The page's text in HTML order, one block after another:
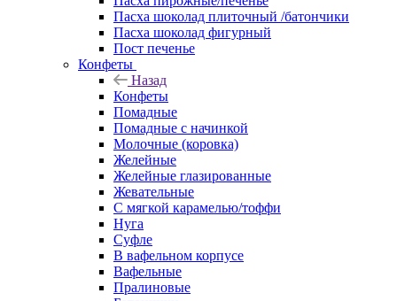
Пасха шоколад плиточный /батончики
Пасха шоколад фигурный
Пост печенье
Конфеты
Назад
Конфеты
Помадные
Помадные с начинкой
Молочные (коровка)
Желейные
Желейные глазированные
Жевательные
С мягкой карамелью/тоффи
Нуга
Суфле
В вафельном корпусе
Вафельные
Пралиновые